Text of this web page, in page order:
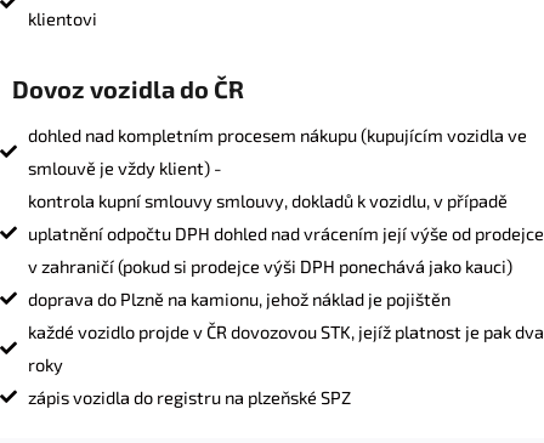
klientovi
Dovoz vozidla do ČR
dohled nad kompletním procesem nákupu (kupujícím vozidla ve
smlouvě je vždy klient) -
kontrola kupní smlouvy smlouvy, dokladů k vozidlu, v případě
uplatnění odpočtu DPH dohled nad vrácením její výše od prodejce
v zahraničí (pokud si prodejce výši DPH ponechává jako kauci)
doprava do Plzně na kamionu, jehož náklad je pojištěn
každé vozidlo projde v ČR dovozovou STK, jejíž platnost je pak dva
roky
zápis vozidla do registru na plzeňské SPZ